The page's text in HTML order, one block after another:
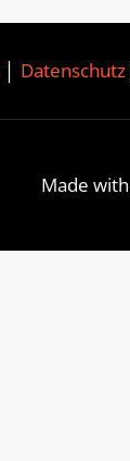
Datenschutz│
Made with